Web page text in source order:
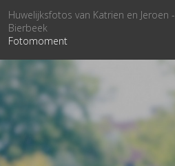
Huwelijksfotos van Katrien en Jeroen -
Bierbeek
Fotomoment